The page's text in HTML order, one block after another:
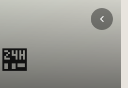
تخطي إلى المحتوى الرئيسي
🏪